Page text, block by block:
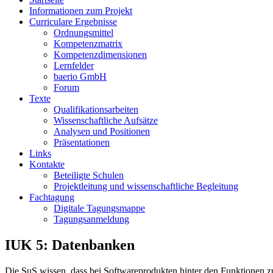
Informationen zum Projekt
Curriculare Ergebnisse
Ordnungsmittel
Kompetenzmatrix
Kompetenzdimensionen
Lernfelder
baerio GmbH
Forum
Texte
Qualifikationsarbeiten
Wissenschaftliche Aufsätze
Analysen und Positionen
Präsentationen
Links
Kontakte
Beteiligte Schulen
Projektleitung und wissenschaftliche Begleitung
Fachtagung
Digitale Tagungsmappe
Tagungsanmeldung
IUK 5: Datenbanken